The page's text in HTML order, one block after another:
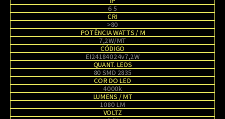
6 5
CRI
>80
POTÊNCIA WATTS / M
7,2W/MT
CÓDIGO
EI24184024v7,2W
QUANT. LEDS
80 SMD 2835
COR DO LED
4000k
LUMENS / MT
1080 LM
VOLTZ